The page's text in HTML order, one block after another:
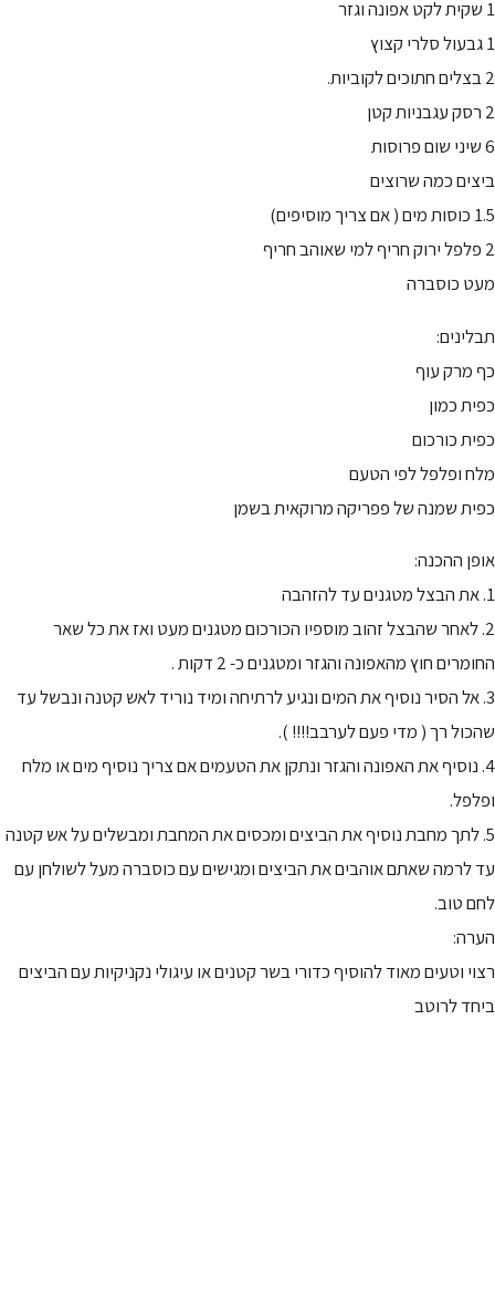
1 שקית לקט אפונה וגזר
1 גבעול סלרי קצוץ
2 בצלים חתוכים לקוביות.
2 רסק עגבניות קטן
6 שיני שום פרוסות
ביצים כמה שרוצים
1.5 כוסות מים ( אם צריך מוסיפים)
2 פלפל ירוק חריף למי שאוהב חריף
מעט כוסברה
תבלינים:
כף מרק עוף
כפית כמון
כפית כורכום
מלח ופלפל לפי הטעם
כפית שמנה של פפריקה מרוקאית בשמן
אופן ההכנה:
1. את הבצל מטגנים עד להזהבה
2. לאחר שהבצל זהוב מוספיו הכורכום מטגנים מעט ואז את כל שאר
החומרים חוץ מהאפונה והגזר ומטגנים כ- 2 דקות .
3. אל הסיר נוסיף את המים ונגיע לרתיחה ומיד נוריד לאש קטנה ונבשל עד
שהכול רך ( מדי פעם לערבב!!!! ).
4. נוסיף את האפונה והגזר ונתקן את הטעמים אם צריך נוסיף מים או מלח
ופלפל.
5. לתך מחבת נוסיף את הביצים ומכסים את המחבת ומבשלים על אש קטנה
עד לרמה שאתם אוהבים את הביצים ומגישים עם כוסברה מעל לשולחן עם
לחם טוב.
הערה:
רצוי וטעים מאוד להוסיף כדורי בשר קטנים או עיגולי נקניקיות עם הביצים
ביחד לרוטב